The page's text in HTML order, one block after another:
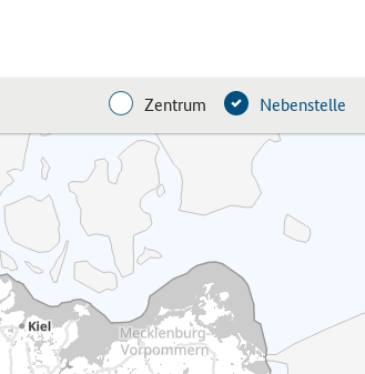
Zentrum Nebenstelle